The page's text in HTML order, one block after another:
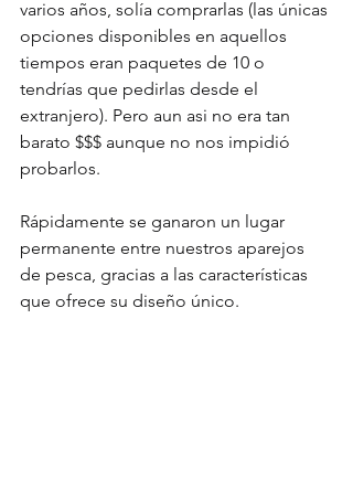
varios años, solía comprarlas (las únicas
opciones disponibles en aquellos
tiempos eran paquetes de 10 o
tendrías que pedirlas desde el
extranjero). Pero aun asi no era tan
barato $$$ aunque no nos impidió
probarlos.
Rápidamente se ganaron un lugar
permanente entre nuestros aparejos
de pesca, gracias a las características
que ofrece su diseño único.